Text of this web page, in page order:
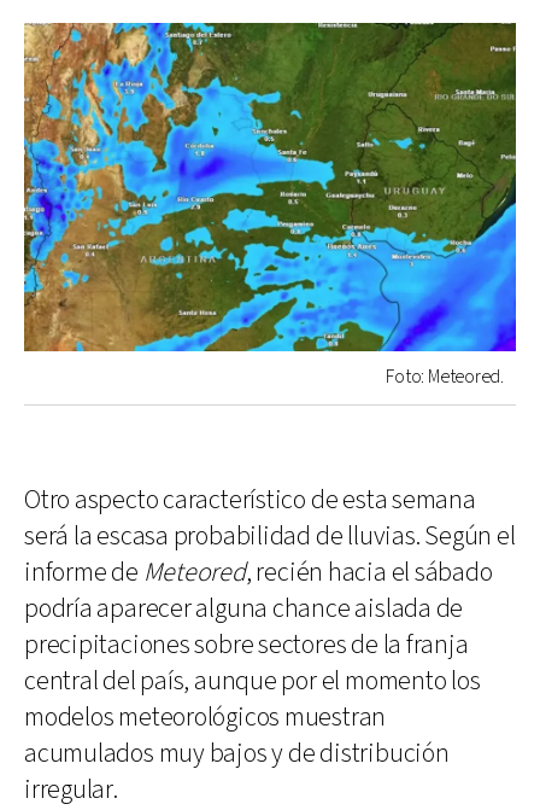
Foto: Meteored.
Otro aspecto característico de esta semana
será la escasa probabilidad de lluvias. Según el
informe de Meteored, recién hacia el sábado
podría aparecer alguna chance aislada de
precipitaciones sobre sectores de la franja
central del país, aunque por el momento los
modelos meteorológicos muestran
acumulados muy bajos y de distribución
irregular.